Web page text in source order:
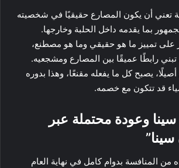
تعني أن يكون المصارع حقيقيًا في شخصيته
بما يقدمه داخل الحلبة وخارجها.
على تمييز ما هو حقيقي وما هو مصطنع،
رابطًا عميقًا بين المصارع ومشجعيه.
يصبح كل ما يفعله مقنعًا، وهذا بدوره
قد تتكون مع خصمه.
وعودة محتملة عبر
المنافسة بدوام كامل في نهاية العام